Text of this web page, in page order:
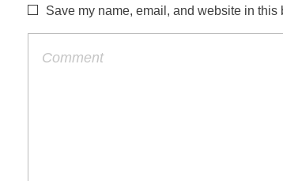
Save my name, email, and website in this